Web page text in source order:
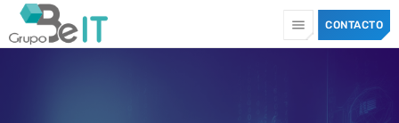
menu CONTACTO